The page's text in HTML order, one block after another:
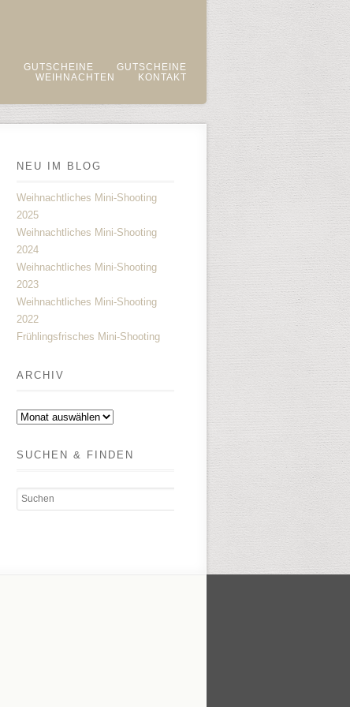
GUTSCHEINE
GUTSCHEINE
WEIHNACHTEN
KONTAKT
NEU IM BLOG
Weihnachtliches Mini-Shooting
2025
Weihnachtliches Mini-Shooting
2024
Weihnachtliches Mini-Shooting
2023
Weihnachtliches Mini-Shooting
2022
Frühlingsfrisches Mini-Shooting
ARCHIV
Archiv
SUCHEN & FINDEN